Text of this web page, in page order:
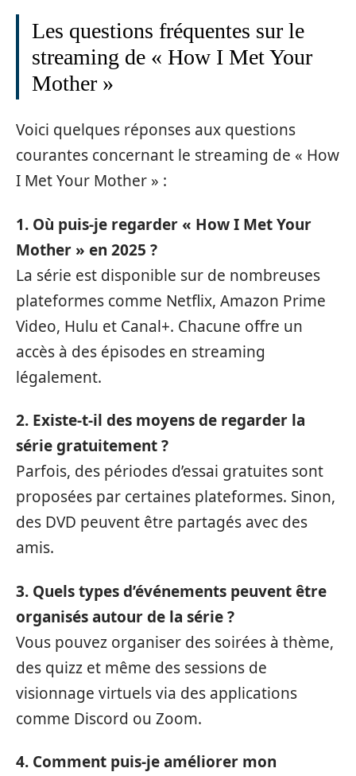
Les questions fréquentes sur le
streaming de « How I Met Your
Mother »
Voici quelques réponses aux questions
courantes concernant le streaming de « How
I Met Your Mother » :
1. Où puis-je regarder « How I Met Your
Mother » en 2025 ?
La série est disponible sur de nombreuses
plateformes comme Netflix, Amazon Prime
Video, Hulu et Canal+. Chacune offre un
accès à des épisodes en streaming
légalement.
2. Existe-t-il des moyens de regarder la
série gratuitement ?
Parfois, des périodes d’essai gratuites sont
proposées par certaines plateformes. Sinon,
des DVD peuvent être partagés avec des
amis.
3. Quels types d’événements peuvent être
organisés autour de la série ?
Vous pouvez organiser des soirées à thème,
des quizz et même des sessions de
visionnage virtuels via des applications
comme Discord ou Zoom.
4. Comment puis-je améliorer mon